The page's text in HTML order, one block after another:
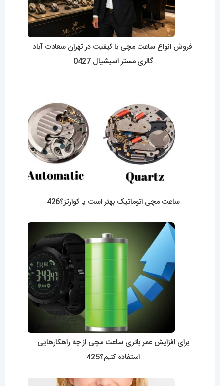
فروش انواع ساعت مچی با کیفیت در تهران سعادت آباد
گالری مستر اسپشیال 0427
ساعت مچی اتوماتیک بهتر است یا کوارتز؟426
برای افزایش عمر باتری ساعت مچی از چه راهکارهایی
استفاده کنیم؟425